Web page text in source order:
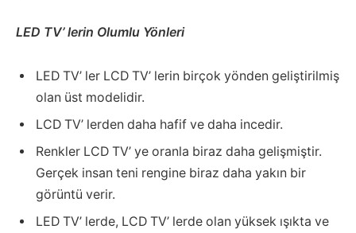
LED TV’ lerin Olumlu Yönleri
LED TV’ ler LCD TV’ lerin birçok yönden geliştirilmiş
olan üst modelidir.
LCD TV’ lerden daha hafif ve daha incedir.
Renkler LCD TV’ ye oranla biraz daha gelişmiştir.
Gerçek insan teni rengine biraz daha yakın bir
görüntü verir.
LED TV’ lerde, LCD TV’ lerde olan yüksek ışıkta ve